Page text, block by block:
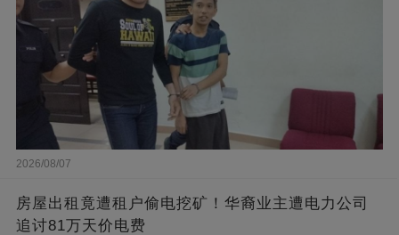
2026/08/07
房屋出租竟遭租户偷电挖矿！华裔业主遭电力公司
追讨81万天价电费